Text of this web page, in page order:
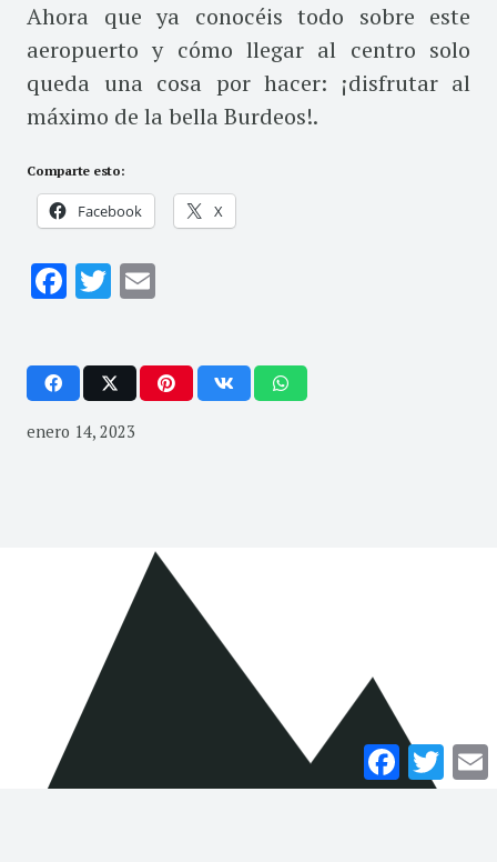
Ahora que ya conocéis todo sobre este
aeropuerto y cómo llegar al centro solo
queda una cosa por hacer: ¡disfrutar al
máximo de la bella Burdeos!.
Comparte esto:
Facebook X
Facebook
Twitter
enero 14, 2023
Facebook